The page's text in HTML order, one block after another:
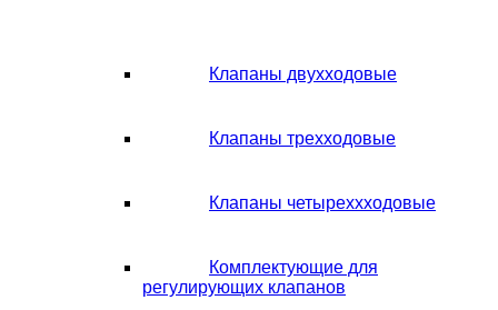
Клапаны двухходовые
Клапаны трехходовые
Клапаны четыреххходовые
Комплектующие для
регулирующих клапанов